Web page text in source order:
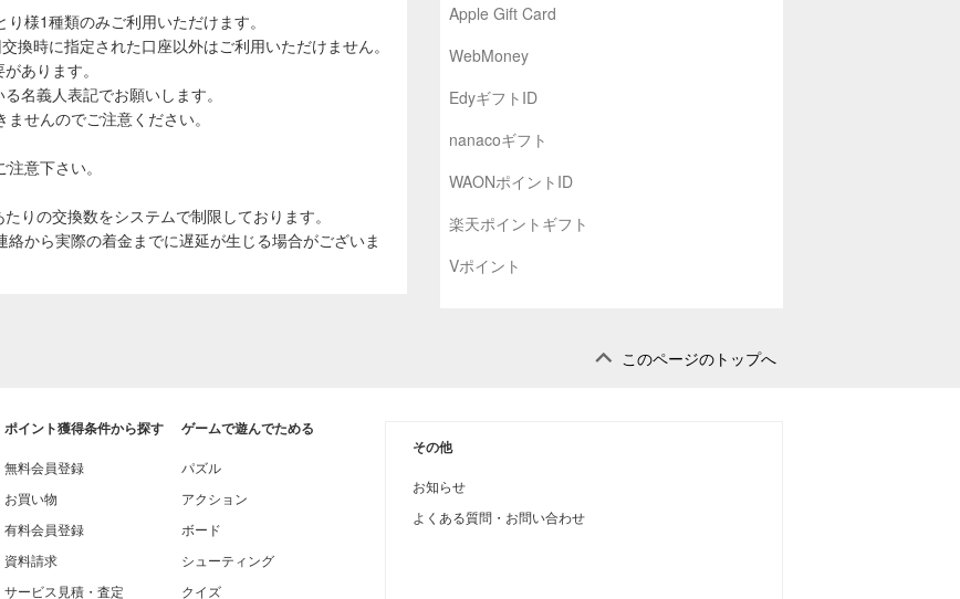
様1種類のみご利用いただけます。
換時に指定された口座以外はご利用いただけません。
あります。
名義人表記でお願いします。
せんのでご注意ください。
意下さい。
りの交換数をシステムで制限しております。
から実際の着金までに遅延が生じる場合がございま
Apple Gift Card
WebMoney
EdyギフトID
nanacoギフト
WAONポイントID
楽天ポイントギフト
Vポイント
このページのトップへ
ポイント獲得条件から探す
無料会員登録
お買い物
有料会員登録
資料請求
サービス見積・査定
ゲームで遊んでためる
パズル
アクション
ボード
シューティング
クイズ
その他
お知らせ
よくある質問・お問い合わせ